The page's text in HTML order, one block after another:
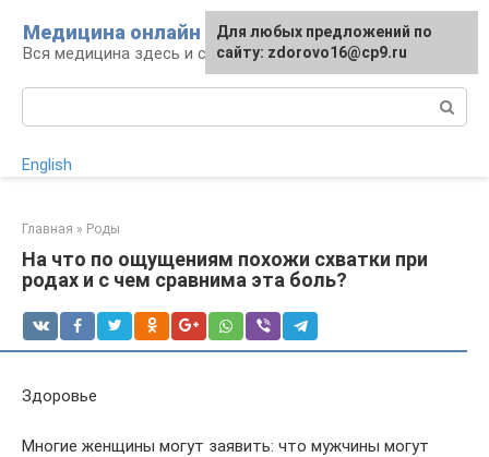
контенту
Медицина онлайн
Вся медицина здесь и сейчас
English
Главная » Роды
На что по ощущениям похожи схватки при
родах и с чем сравнима эта боль?
Здоровье
Многие женщины могут заявить: что мужчины могут
Для любых предложений по
сайту: zdorovo16@cp9.ru